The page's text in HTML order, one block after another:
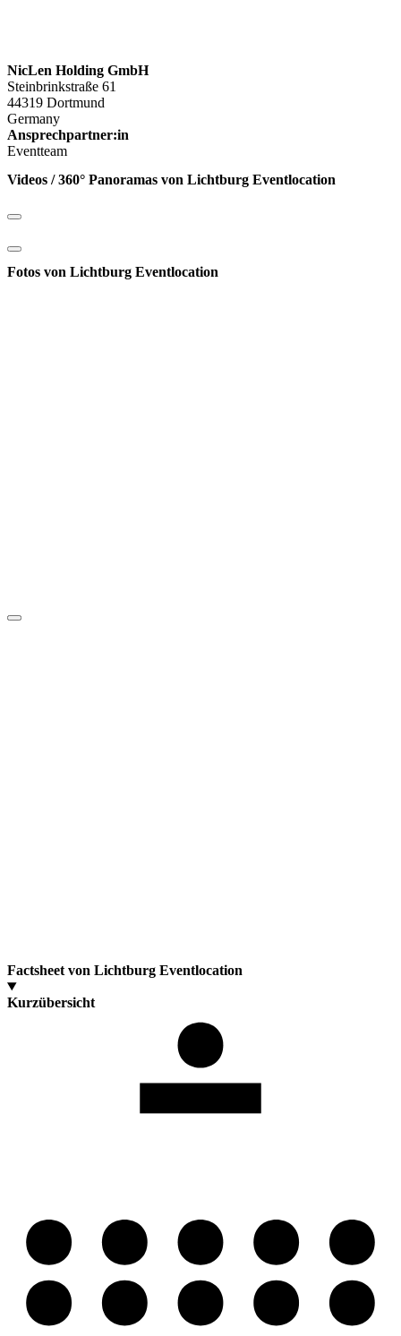
NicLen Holding GmbH
Steinbrinkstraße 61
44319 Dortmund
Germany
Ansprechpartner:in
Eventteam
Videos / 360° Panoramas von Lichtburg Eventlocation
Fotos von Lichtburg Eventlocation
Factsheet von Lichtburg Eventlocation
Kurzübersicht